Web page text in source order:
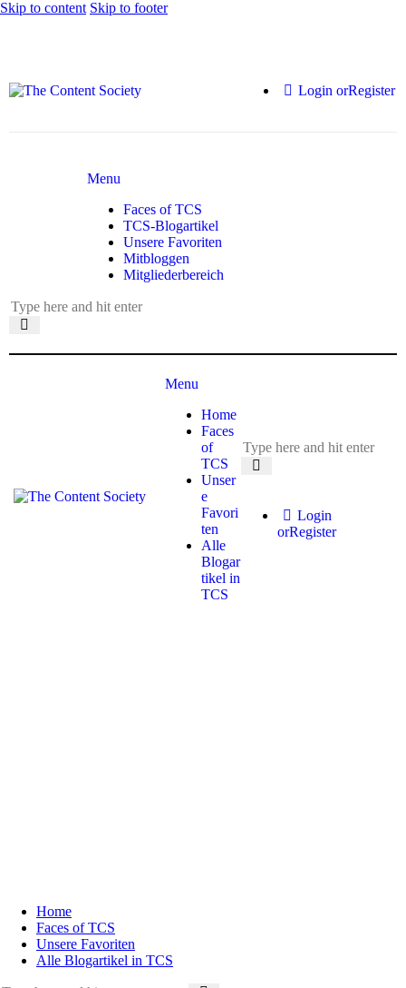
Skip to content Skip to footer
Login orRegister
Menu
Faces of TCS
TCS-Blogartikel
Unsere Favoriten
Mitbloggen
Mitgliederbereich
Menu
Home
Faces
of
TCS
Unser
e
Favori
ten
Alle
Blogar
tikel in
TCS
Login
orRegister
Home
Faces of TCS
Unsere Favoriten
Alle Blogartikel in TCS